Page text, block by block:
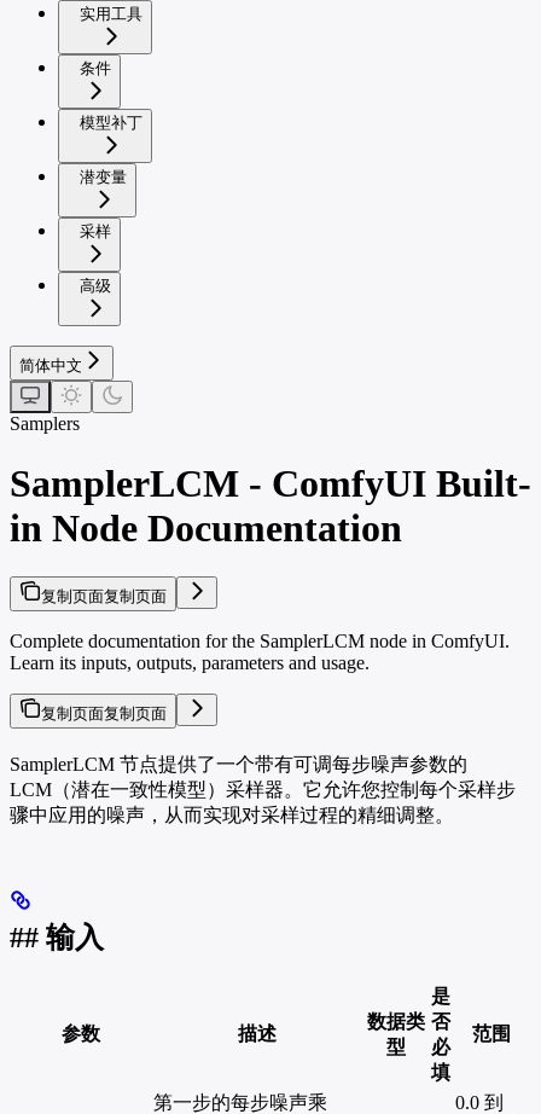
实用工具
条件
模型补丁
潜变量
采样
高级
简体中文
Samplers
SamplerLCM - ComfyUI Built-
in Node Documentation
复制页面复制页面
Complete documentation for the SamplerLCM node in ComfyUI.
Learn its inputs, outputs, parameters and usage.
复制页面复制页面
SamplerLCM 节点提供了一个带有可调每步噪声参数的
LCM（潜在一致性模型）采样器。它允许您控制每个采样步
骤中应用的噪声，从而实现对采样过程的精细调整。
## 输入
参数 描述
数据类
型
是
否
必
填
范围
第一步的每步噪声乘
0.0 到